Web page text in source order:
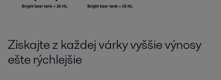
Získajte z každej várky vyššie výnosy
ešte rýchlejšie